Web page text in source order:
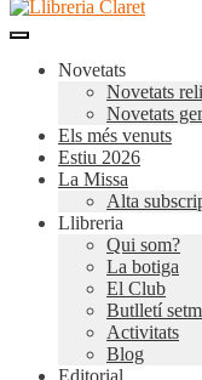
Novetats
Novetats
Novetats
Els més venuts
Estiu 2026
La Missa
Alta
Llibreria
Qui som?
La botiga
El Club
Butlletí
Activitats
Blog
Editorial